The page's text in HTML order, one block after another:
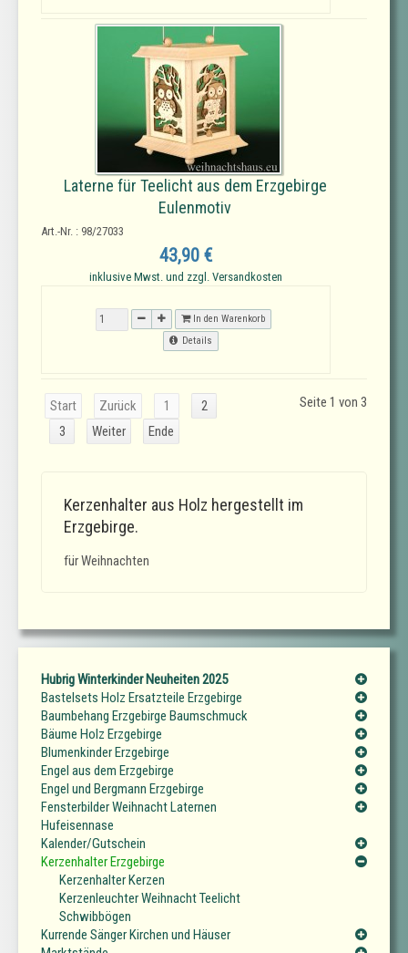
Laterne für Teelicht aus dem Erzgebirge
Eulenmotiv
Art.-Nr. : 98/27033
43,90 €
inklusive Mwst. und zzgl. Versandkosten
In den Warenkorb
Details
Start Zurück 1
2
3
Weiter Ende
Seite 1 von 3
Kerzenhalter aus Holz hergestellt im
Erzgebirge.
für Weihnachten
Hubrig Winterkinder Neuheiten 2025
Bastelsets Holz Ersatzteile Erzgebirge
Baumbehang Erzgebirge Baumschmuck
Bäume Holz Erzgebirge
Blumenkinder Erzgebirge
Engel aus dem Erzgebirge
Engel und Bergmann Erzgebirge
Fensterbilder Weihnacht Laternen
Hufeisennase
Kalender/Gutschein
Kerzenhalter Erzgebirge
Kerzenhalter Kerzen
Kerzenleuchter Weihnacht Teelicht
Schwibbögen
Kurrende Sänger Kirchen und Häuser